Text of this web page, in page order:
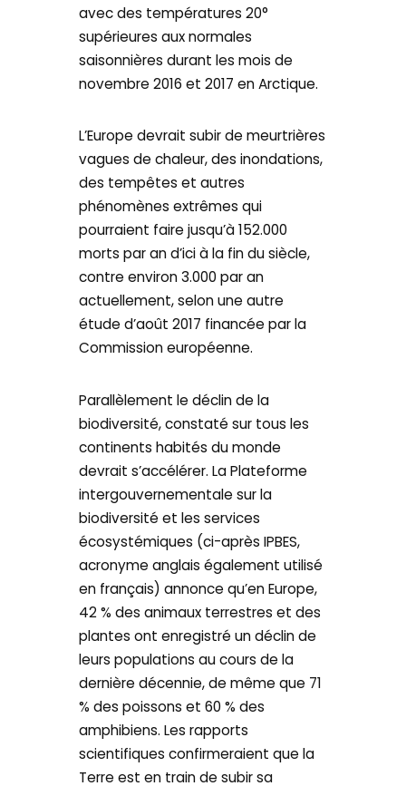
avec des températures 20°
supérieures aux normales
saisonnières durant les mois de
novembre 2016 et 2017 en Arctique.
L’Europe devrait subir de meurtrières
vagues de chaleur, des inondations,
des tempêtes et autres
phénomènes extrêmes qui
pourraient faire jusqu’à 152.000
morts par an d’ici à la fin du siècle,
contre environ 3.000 par an
actuellement, selon une autre
étude d’août 2017 financée par la
Commission européenne.
Parallèlement le déclin de la
biodiversité, constaté sur tous les
continents habités du monde
devrait s’accélérer. La Plateforme
intergouvernementale sur la
biodiversité et les services
écosystémiques (ci-après IPBES,
acronyme anglais également utilisé
en français) annonce qu’en Europe,
42 % des animaux terrestres et des
plantes ont enregistré un déclin de
leurs populations au cours de la
dernière décennie, de même que 71
% des poissons et 60 % des
amphibiens. Les rapports
scientifiques confirmeraient que la
Terre est en train de subir sa